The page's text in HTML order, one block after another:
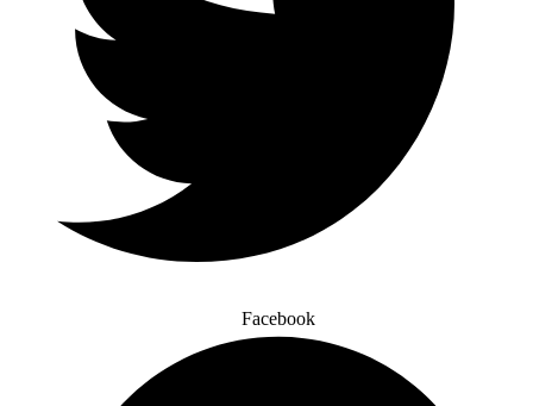
Facebook